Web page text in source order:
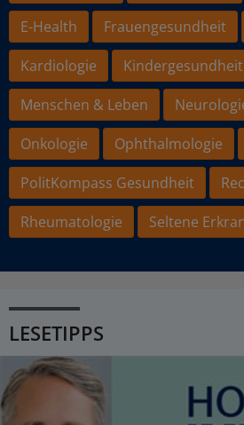
E-Health
Frauengesundheit
Kardiologie
Kindergesundheit
Menschen & Leben
Onkologie
Ophthalmologie
PolitKompass Gesundheit
Rheumatologie
Seltene
LESETIPPS